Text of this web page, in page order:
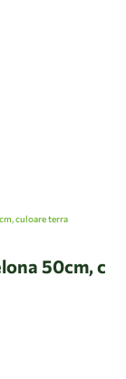
culoare terra
50cm, c